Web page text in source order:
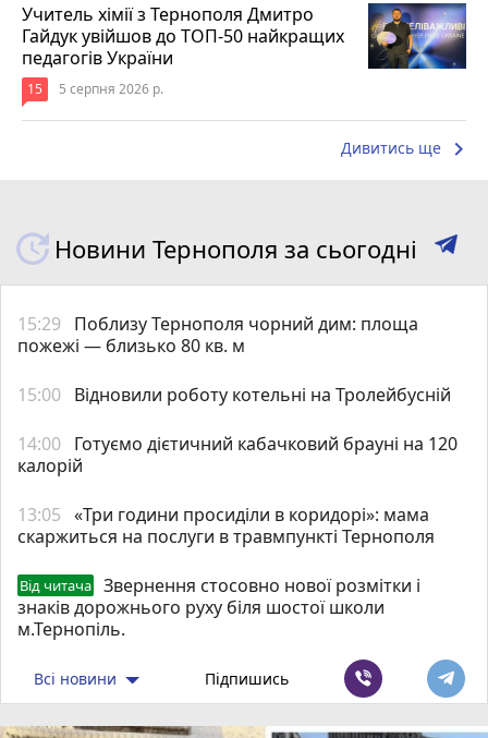
Учитель хімії з Тернополя Дмитро
Гайдук увійшов до ТОП-50 найкращих
педагогів України
15 5 серпня 2026 р.
Дивитись ще keyboard_arrow_right
Новини Тернополя за сьогодні
15:29
Поблизу Тернополя чорний дим: площа
пожежі — близько 80 кв. м
15:00 Відновили роботу котельні на Тролейбусній
14:00 Готуємо дієтичний кабачковий брауні на 120
калорій
13:05 «Три години просиділи в коридорі»: мама
скаржиться на послуги в травмпункті Тернополя
Від читача
Звернення стосовно нової розмітки і
знаків дорожнього руху біля шостої школи
м.Тернопіль.
Всі новини Підпишись